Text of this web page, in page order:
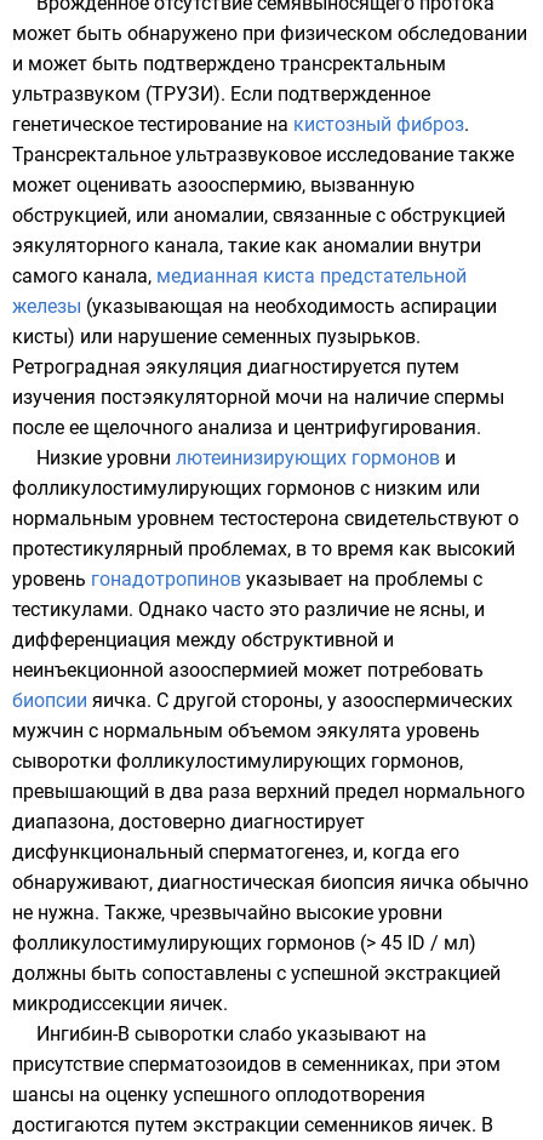
может быть обнаружено при физическом обследовании
и может быть подтверждено трансректальным
ультразвуком (ТРУЗИ). Если подтвержденное
генетическое тестирование на кистозный фиброз.
Трансректальное ультразвуковое исследование также
может оценивать азооспермию, вызванную
обструкцией, или аномалии, связанные с обструкцией
эякуляторного канала, такие как аномалии внутри
самого канала, медианная киста предстательной
железы (указывающая на необходимость аспирации
кисты) или нарушение семенных пузырьков.
Ретроградная эякуляция диагностируется путем
изучения постэякуляторной мочи на наличие спермы
после ее щелочного анализа и центрифугирования.
Низкие уровни лютеинизирующих гормонов и
фолликулостимулирующих гормонов с низким или
нормальным уровнем тестостерона свидетельствуют о
протестикулярный проблемах, в то время как высокий
уровень гонадотропинов указывает на проблемы с
тестикулами. Однако часто это различие не ясны, и
дифференциация между обструктивной и
неинъекционной азооспермией может потребовать
биопсии яичка. С другой стороны, у азооспермических
мужчин с нормальным объемом эякулята уровень
сыворотки фолликулостимулирующих гормонов,
превышающий в два раза верхний предел нормального
диапазона, достоверно диагностирует
дисфункциональный сперматогенез, и, когда его
обнаруживают, диагностическая биопсия яичка обычно
не нужна. Также, чрезвычайно высокие уровни
фолликулостимулирующих гормонов (> 45 ID / мл)
должны быть сопоставлены с успешной экстракцией
микродиссекции яичек.
Ингибин-В сыворотки слабо указывают на
присутствие сперматозоидов в семенниках, при этом
шансы на оценку успешного оплодотворения
достигаются путем экстракции семенников яичек. В